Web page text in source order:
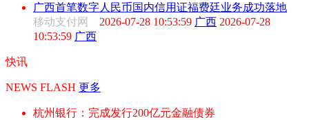
广西首笔数字人民币国内信用证福费廷业务成功落地
移动支付网 2026-07-28 10:53:59 广西 2026-07-28
10:53:59 广西
快讯
NEWS FLASH 更多
杭州银行：完成发行200亿元金融债券